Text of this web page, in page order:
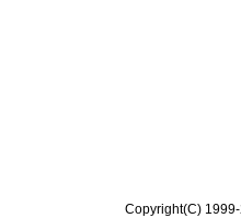
Copyright(C)